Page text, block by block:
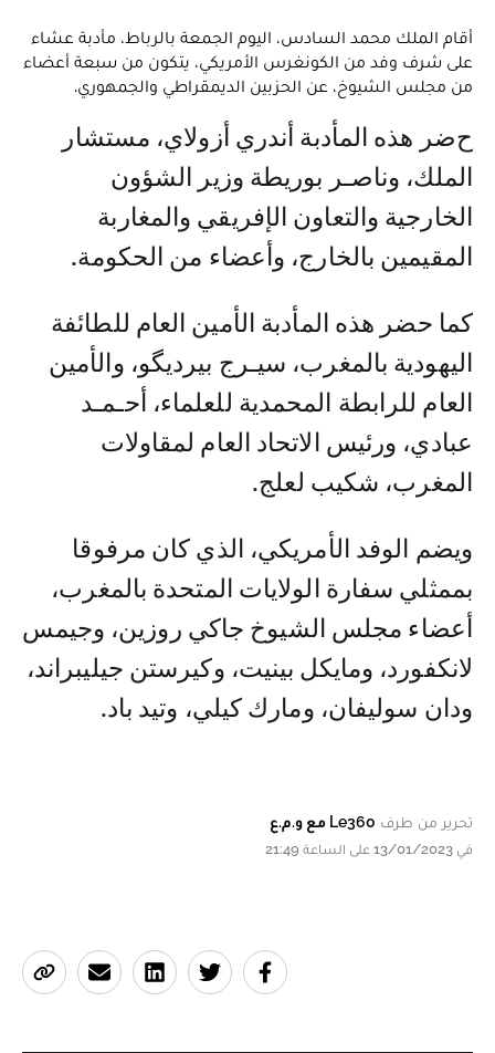
أقام الملك محمد السادس، اليوم الجمعة بالرباط، مأدبة عشاء
على شرف وفد من الكونغرس الأمريكي، يتكون من سبعة أعضاء
من مجلس الشيوخ، عن الحزبين الديمقراطي والجمهوري.
حضر هذه المأدبة أندري أزولاي، مستشار
الملك، وناصـر بوريطة وزير الشؤون
الخارجية والتعاون الإفريقي والمغاربة
المقيمين بالخارج، وأعضاء من الحكومة.
كما حضر هذه المأدبة الأمين العام للطائفة
اليهودية بالمغرب، سيـرج بيردیگو، والأمين
العام للرابطة المحمدية للعلماء، أحـمـد
عبادي، ورئيس الاتحاد العام لمقاولات
المغرب، شكيب لعلج.
ويضم الوفد الأمريكي، الذي كان مرفوقا
بممثلي سفارة الولايات المتحدة بالمغرب،
أعضاء مجلس الشيوخ جاكي روزين، وجيمس
لانكفورد، ومايكل بينيت، وكيرستن جيليبراند،
ودان سوليفان، ومارك كيلي، وتيد باد.
تحرير من طرف Le360 مع و.م.ع
في 13/01/2023 على الساعة 21:49